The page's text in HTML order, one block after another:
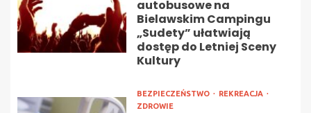
autobusowe na
Bielawskim Campingu
„Sudety” ułatwiają
dostęp do Letniej Sceny
Kultury
BEZPIECZEŃSTWO
REKREACJA
ZDROWIE